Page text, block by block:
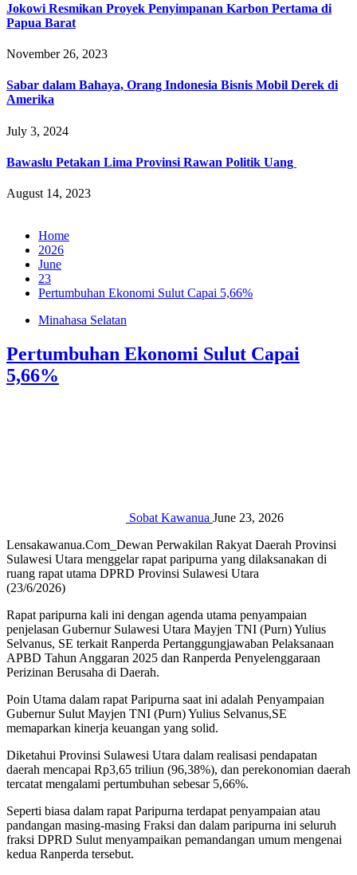
Jokowi Resmikan Proyek Penyimpanan Karbon Pertama di
Papua Barat
November 26, 2023
Sabar dalam Bahaya, Orang Indonesia Bisnis Mobil Derek di
Amerika
July 3, 2024
Bawaslu Petakan Lima Provinsi Rawan Politik Uang
August 14, 2023
Home
2026
June
23
Pertumbuhan Ekonomi Sulut Capai 5,66%
Minahasa Selatan
Pertumbuhan Ekonomi Sulut Capai
5,66%
Sobat Kawanua June 23, 2026
Lensakawanua.Com_Dewan Perwakilan Rakyat Daerah Provinsi
Sulawesi Utara menggelar rapat paripurna yang dilaksanakan di
ruang rapat utama DPRD Provinsi Sulawesi Utara
(23/6/2026)
Rapat paripurna kali ini dengan agenda utama penyampaian
penjelasan Gubernur Sulawesi Utara Mayjen TNI (Purn) Yulius
Selvanus, SE terkait Ranperda Pertanggungjawaban Pelaksanaan
APBD Tahun Anggaran 2025 dan Ranperda Penyelenggaraan
Perizinan Berusaha di Daerah.
Poin Utama dalam rapat Paripurna saat ini adalah Penyampaian
Gubernur Sulut Mayjen TNI (Purn) Yulius Selvanus,SE
memaparkan kinerja keuangan yang solid.
Diketahui Provinsi Sulawesi Utara dalam realisasi pendapatan
daerah mencapai Rp3,65 triliun (96,38%), dan perekonomian daerah
tercatat mengalami pertumbuhan sebesar 5,66%.
Seperti biasa dalam rapat Paripurna terdapat penyampaian atau
pandangan masing-masing Fraksi dan dalam paripurna ini seluruh
fraksi DPRD Sulut menyampaikan pemandangan umum mengenai
kedua Ranperda tersebut.